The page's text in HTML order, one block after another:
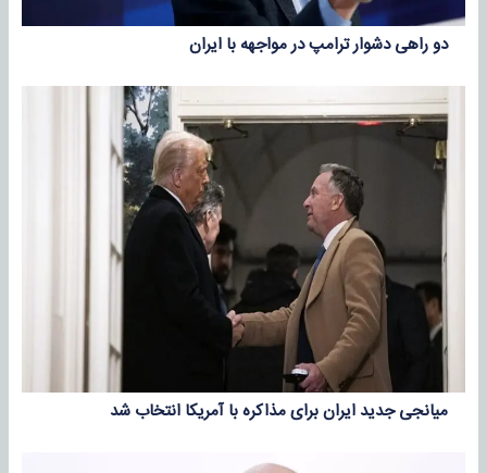
دو راهی دشوار ترامپ در مواجهه با ایران
میانجی جدید ایران برای مذاکره با آمریکا انتخاب شد